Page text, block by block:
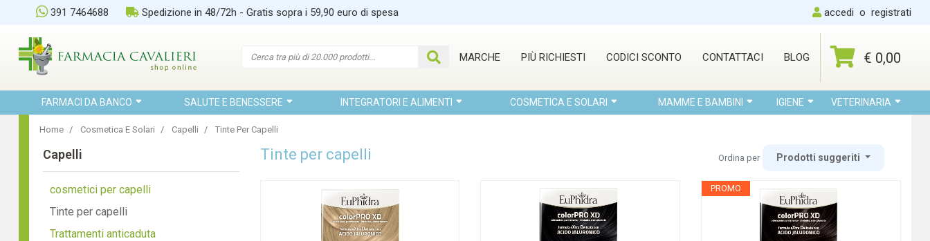
391 7464688 Spedizione in 48/72h - Gratis sopra i 59,90 euro di spesa accedi o registrati
MARCHE PIÙ RICHIESTI CODICI SCONTO CONTATTACI BLOG € 0,00
FARMACI DA BANCO SALUTE E BENESSERE INTEGRATORI E ALIMENTI COSMETICA E SOLARI MAMME E BAMBINI IGIENE VETERINARIA
Home Cosmetica E Solari Capelli Tinte Per Capelli
Capelli
cosmetici per capelli
Tinte per capelli
Trattamenti anticaduta
Tinte per capelli Ordina per Prodotti suggeriti
PROMO